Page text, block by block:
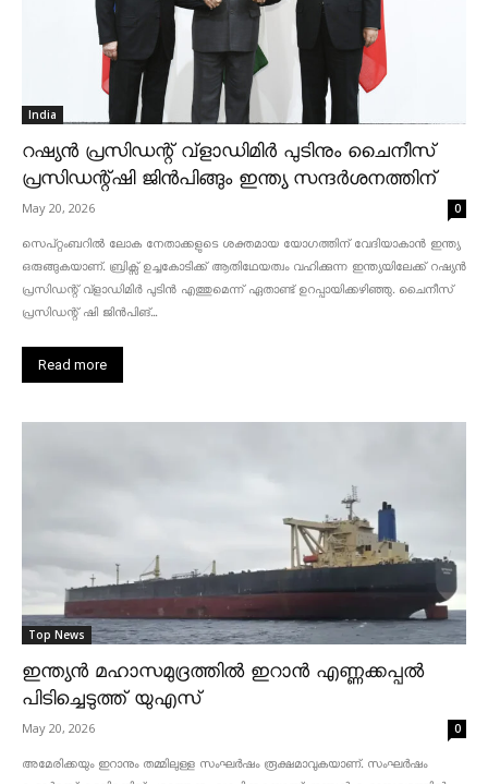
India
റഷ്യൻ പ്രസിഡന്റ് വ്‌ളാഡിമിർ പുടിനും ചൈനീസ്
പ്രസിഡന്റ്ഷി ജിൻപിങ്ങും ഇന്ത്യ സന്ദർശനത്തിന്
May 20, 2026 0
സെപ്റ്റംബറിൽ ലോക നേതാക്കളുടെ ശക്തമായ യോഗത്തിന് വേദിയാകാൻ ഇന്ത്യ
ഒരുങ്ങുകയാണ്. ബ്രിക്സ് ഉച്ചകോടിക്ക് ആതിഥേയത്വം വഹിക്കുന്ന ഇന്ത്യയിലേക്ക് റഷ്യൻ
പ്രസിഡന്റ് വ്‌ളാഡിമിർ പുടിൻ എത്തുമെന്ന് ഏതാണ്ട് ഉറപ്പായിക്കഴിഞ്ഞു. ചൈനീസ്
പ്രസിഡന്റ് ഷി ജിൻപിങ്...
Read more
Top News
ഇന്ത്യൻ മഹാസമുദ്രത്തിൽ ഇറാൻ എണ്ണക്കപ്പൽ
പിടിച്ചെടുത്ത് യുഎസ്
May 20, 2026 0
അമേരിക്കയും ഇറാനും തമ്മിലുള്ള സംഘർഷം രൂക്ഷമാവുകയാണ്. സംഘർഷം